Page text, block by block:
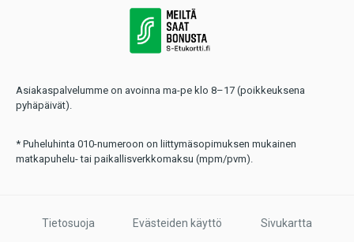
Asiakaspalvelumme on avoinna ma-pe klo 8–17 (poikkeuksena
pyhäpäivät).
* Puheluhinta 010-numeroon on liittymäsopimuksen mukainen
matkapuhelu- tai paikallisverkkomaksu (mpm/pvm).
Tietosuoja Evästeiden käyttö Sivukartta